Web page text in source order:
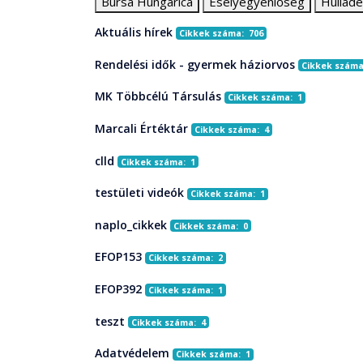
Aktuális hírek Cikkek száma: 706
Rendelési idők - gyermek háziorvos Cikkek
MK Többcélú Társulás Cikkek száma: 1
Marcali Értéktár Cikkek száma: 4
clld Cikkek száma: 1
testületi videók Cikkek száma: 1
naplo_cikkek Cikkek száma: 0
EFOP153 Cikkek száma: 2
EFOP392 Cikkek száma: 1
teszt Cikkek száma: 4
Adatvédelem Cikkek száma: 1